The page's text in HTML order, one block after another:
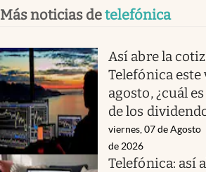
Más noticias detelefónica
Así abre la
Telefónica este
agosto, ¿cuál
de los
viernes, 07 de Agosto
de 2026
Telefónica: así